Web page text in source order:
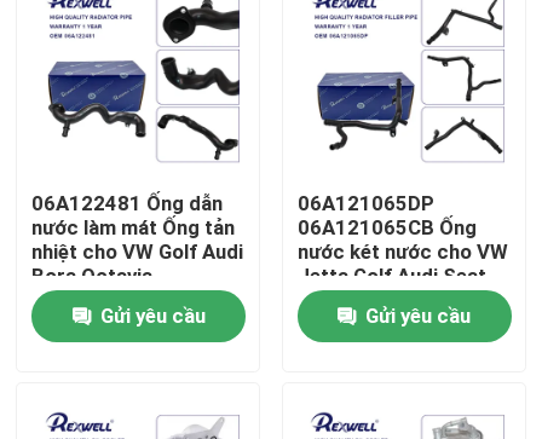
Nhà
Sản phẩm
06A122481 Ống dẫn
nước làm mát Ống tản
nhiệt cho VW Golf Audi
Bora Octavia
Gửi yêu cầu
06A121065DP
06A121065CB Ống
nước két nước cho VW
Jetta Golf Audi Seat
Skoda
Gửi yêu cầu